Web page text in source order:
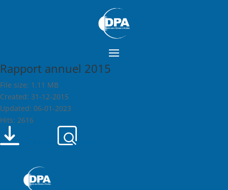
Rapport annuel 2015
File size: 1.11 MB
Created: 31-12-2015
Updated: 06-01-2023
Hits: 2616